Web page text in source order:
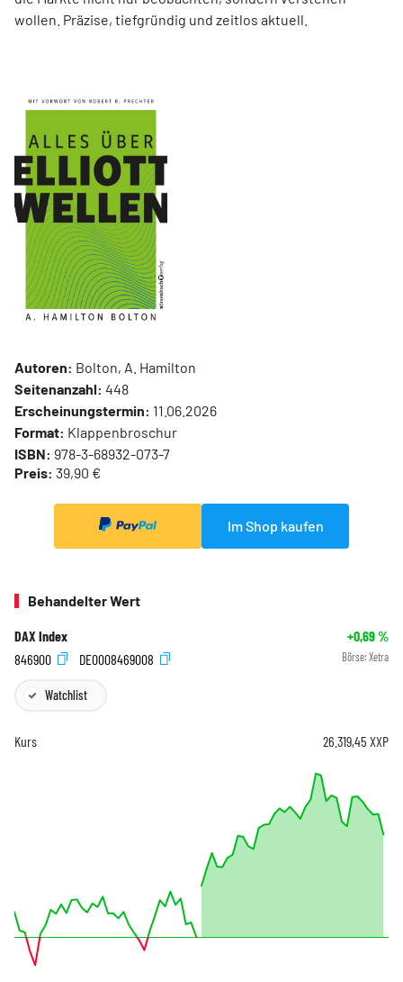
wollen. Präzise, tiefgründig und zeitlos aktuell.
Autoren: Bolton, A. Hamilton
Seitenanzahl: 448
Erscheinungstermin: 11.06.2026
Format: Klappenbroschur
ISBN: 978-3-68932-073-7
Preis: 39,90 €
Im Shop kaufen
Behandelter Wert
DAX Index +0,69%
846900
DE0008469008 Börse: Xetra
Watchlist
Kurs 26.319,45 XXP